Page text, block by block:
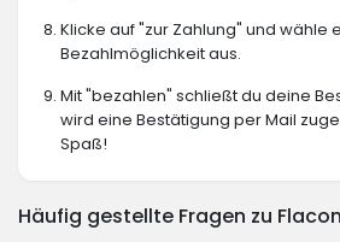
Klicke auf "zur Zahlung" und wähle
Bezahlmöglichkeit aus.
Mit "bezahlen" schließt du deine
wird eine Bestätigung per Mail
Spaß!
Häufig gestellte Fragen zu